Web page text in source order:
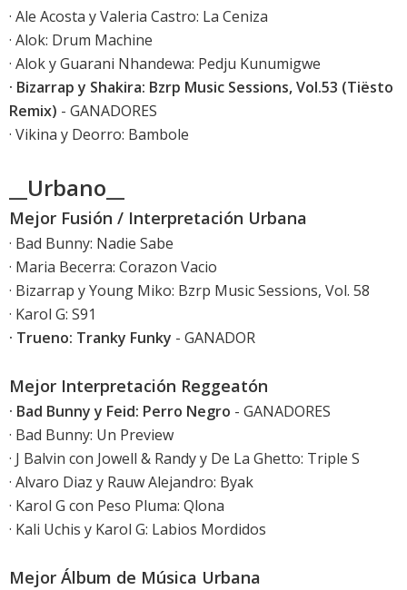
· Ale Acosta y Valeria Castro: La Ceniza
· Alok: Drum Machine
· Alok y Guarani Nhandewa: Pedju Kunumigwe
· Bizarrap y Shakira: Bzrp Music Sessions, Vol.53 (Tiësto
Remix) - GANADORES
· Vikina y Deorro: Bambole
__Urbano__
Mejor Fusión / Interpretación Urbana
· Bad Bunny: Nadie Sabe
· Maria Becerra: Corazon Vacio
· Bizarrap y Young Miko: Bzrp Music Sessions, Vol. 58
· Karol G: S91
· Trueno: Tranky Funky - GANADOR
Mejor Interpretación Reggeatón
· Bad Bunny y Feid: Perro Negro - GANADORES
· Bad Bunny: Un Preview
· J Balvin con Jowell & Randy y De La Ghetto: Triple S
· Alvaro Diaz y Rauw Alejandro: Byak
· Karol G con Peso Pluma: Qlona
· Kali Uchis y Karol G: Labios Mordidos
Mejor Álbum de Música Urbana